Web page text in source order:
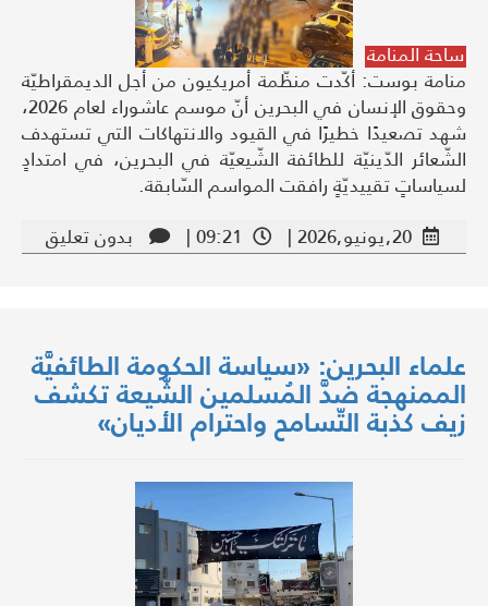
ساحة المنامة
منامة بوست: أكّدت منظّمة أمريكيون من أجل الديمقراطيّة
وحقوق الإنسان في البحرين أنّ موسم عاشوراء لعام 2026،
شهد تصعيدًا خطيرًا في القيود والانتهاكات التي تستهدف
الشّعائر الدّينيّة للطائفة الشّيعيّة في البحرين، في امتدادٍ
لسياساتٍ تقييديّةٍ رافقت المواسم السّابقة.
20,يونيو,2026 |
09:21 | بدون تعليق
علماء البحرين: «سياسة الحكومة الطائفيَّة
الممنهجة ضدَّ المُسلمين الشّيعة تكشف
زيف كذبة التّسامح واحترام الأديان»